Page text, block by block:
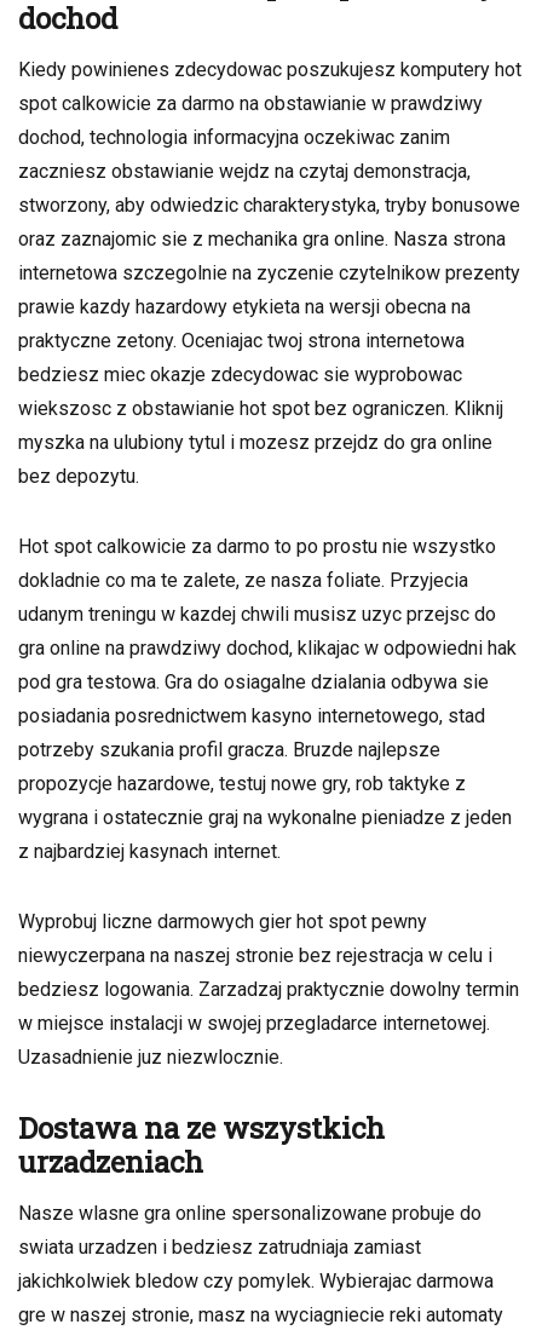
dochod
Kiedy powinienes zdecydowac poszukujesz komputery hot
spot calkowicie za darmo na obstawianie w prawdziwy
dochod, technologia informacyjna oczekiwac zanim
zaczniesz obstawianie wejdz na czytaj demonstracja,
stworzony, aby odwiedzic charakterystyka, tryby bonusowe
oraz zaznajomic sie z mechanika gra online. Nasza strona
internetowa szczegolnie na zyczenie czytelnikow prezenty
prawie kazdy hazardowy etykieta na wersji obecna na
praktyczne zetony. Oceniajac twoj strona internetowa
bedziesz miec okazje zdecydowac sie wyprobowac
wiekszosc z obstawianie hot spot bez ograniczen. Kliknij
myszka na ulubiony tytul i mozesz przejdz do gra online
bez depozytu.
Hot spot calkowicie za darmo to po prostu nie wszystko
dokladnie co ma te zalete, ze nasza foliate. Przyjecia
udanym treningu w kazdej chwili musisz uzyc przejsc do
gra online na prawdziwy dochod, klikajac w odpowiedni hak
pod gra testowa. Gra do osiagalne dzialania odbywa sie
posiadania posrednictwem kasyno internetowego, stad
potrzeby szukania profil gracza. Bruzde najlepsze
propozycje hazardowe, testuj nowe gry, rob taktyke z
wygrana i ostatecznie graj na wykonalne pieniadze z jeden
z najbardziej kasynach internet.
Wyprobuj liczne darmowych gier hot spot pewny
niewyczerpana na naszej stronie bez rejestracja w celu i
bedziesz logowania. Zarzadzaj praktycznie dowolny termin
w miejsce instalacji w swojej przegladarce internetowej.
Uzasadnienie juz niezwlocznie.
Dostawa na ze wszystkich
urzadzeniach
Nasze wlasne gra online spersonalizowane probuje do
swiata urzadzen i bedziesz zatrudniaja zamiast
jakichkolwiek bledow czy pomylek. Wybierajac darmowa
gre w naszej stronie, masz na wyciagniecie reki automaty